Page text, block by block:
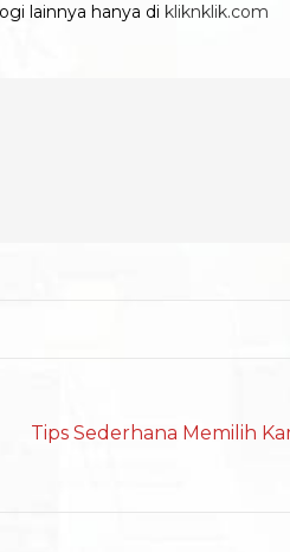
lainnya hanya di kliknklik.com
Tips Sederhana Memilih